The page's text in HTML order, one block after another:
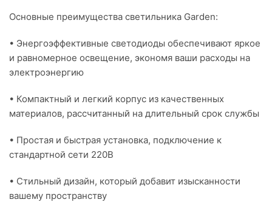
Основные преимущества светильника Garden:
• Энергоэффективные светодиоды обеспечивают яркое
и равномерное освещение, экономя ваши расходы на
электроэнергию
• Компактный и легкий корпус из качественных
материалов, рассчитанный на длительный срок службы
• Простая и быстрая установка, подключение к
стандартной сети 220В
• Стильный дизайн, который добавит изысканности
вашему пространству